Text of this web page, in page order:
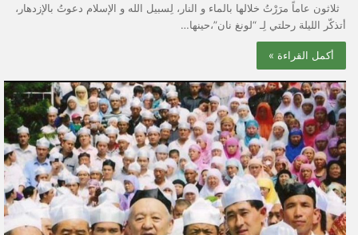
ثلاثون عاماً مرَرْتُ خلالها بالماء و النار، لِسبيل الله و الإسلام دعوتُ بالإزدهار،
أتذكّر الليلة رحلتي لِـ “لونغ نان”،حينها…
أكمل القراءة »